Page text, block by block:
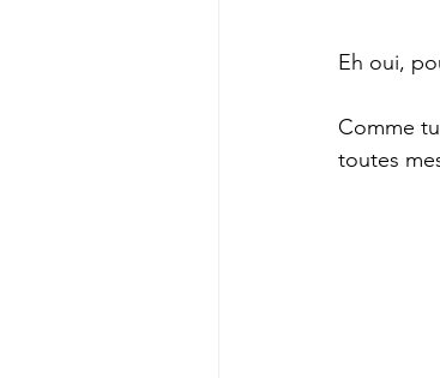
Eh oui,
Comme
toutes